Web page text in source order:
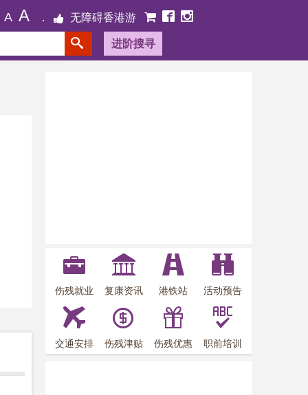
A A 无障碍香港游
进阶搜寻
伤残就业 复康资讯 港铁站 活动预告
交通安排 伤残津贴 伤残优惠 职前培训